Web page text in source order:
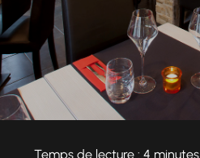
Temps de lecture : 4 minutes